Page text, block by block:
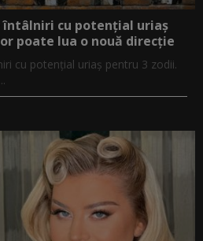
întâlniri cu potențial uriaș
poate lua o nouă direcție
cu potențial uriaș pentru 3 zodii.